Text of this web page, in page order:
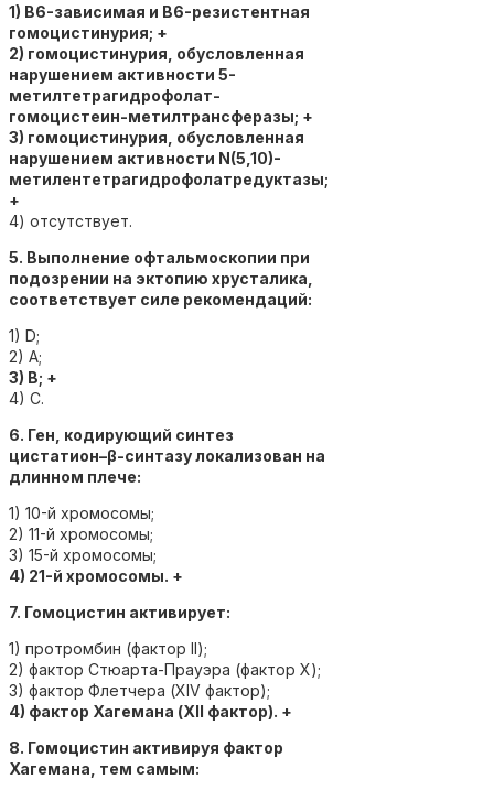
1) В6-зависимая и В6-резистентная
гомоцистинурия; +
2) гомоцистинурия, обусловленная
нарушением активности 5-
метилтетрагидрофолат-
гомоцистеин-метилтрансферазы; +
3) гомоцистинурия, обусловленная
нарушением активности N(5,10)-
метилентетрагидрофолатредуктазы;
+
4) отсутствует.
5. Выполнение офтальмоскопии при
подозрении на эктопию хрусталика,
соответствует силе рекомендаций:
1) D;
2) А;
3) В; +
4) С.
6. Ген, кодирующий синтез
цистатион–β-синтазу локализован на
длинном плече:
1) 10-й хромосомы;
2) 11-й хромосомы;
3) 15-й хромосомы;
4) 21-й хромосомы. +
7. Гомоцистин активирует:
1) протромбин (фактор II);
2) фактор Стюарта-Прауэра (фактор Х);
3) фактор Флетчера (ХIV фактор);
4) фактор Хагемана (ХII фактор). +
8. Гомоцистин активируя фактор
Хагемана, тем самым: